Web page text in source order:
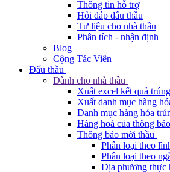
Thông tin hỗ trợ
Hỏi đáp đấu thầu
Tư liệu cho nhà thầu
Phân tích - nhận định
Blog
Cộng Tác Viên
Đấu thầu
Dành cho nhà thầu
Xuất excel kết quả
Xuất danh mục hàng
Danh mục hàng hóa
Hàng hoá của thông
Thông báo mời thầu
Phân loại theo
Phân loại theo
Địa phương thực